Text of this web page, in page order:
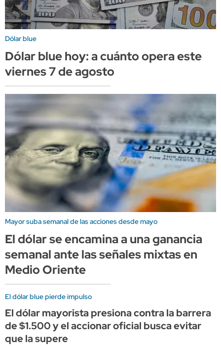
Dólar blue
Dólar blue hoy: a cuánto opera este
viernes 7 de agosto
Mayor suba semanal de las acciones desde mayo
El dólar se encamina a una ganancia
semanal ante las señales mixtas en
Medio Oriente
El dólar blue pierde impulso
El dólar mayorista presiona contra la barrera
de $1.500 y el accionar oficial busca evitar
que la supere